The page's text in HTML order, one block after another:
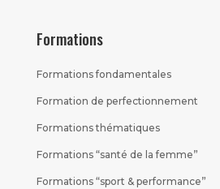
Formations
Formations fondamentales
Formation de perfectionnement
Formations thématiques
Formations “santé de la femme”
Formations “sport & performance”